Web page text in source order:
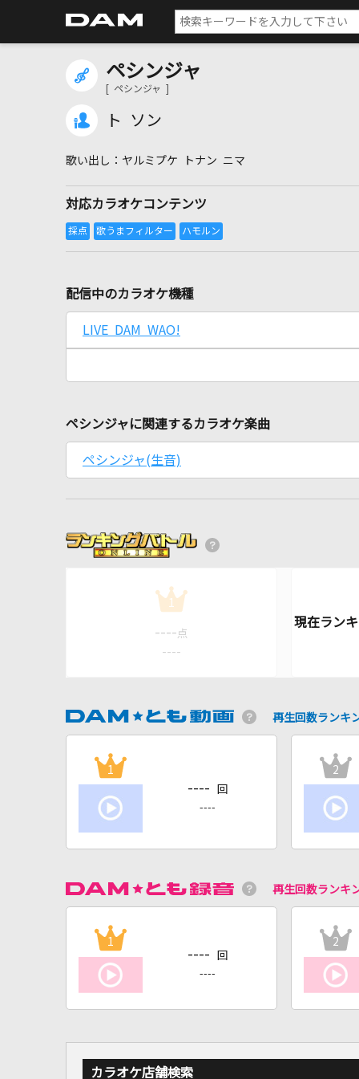
ペシンジャ
[ ペシンジャ ]
ト ソン
ヤルミプケ トナン ニマ
対応カラオケコンテンツ
配信中のカラオケ機種
LIVE DAM WAO!
ペシンジャに関連するカラオケ楽曲
ペシンジャ(生音)
1
---- 点
----
再生回数ランキ
1
---- 回
----
2
再生回数ランキ
1
---- 回
----
2
カラオケ店舗検索